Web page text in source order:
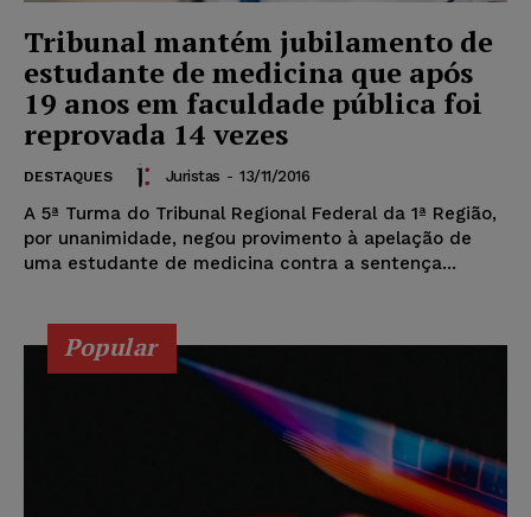
Tribunal mantém jubilamento de
estudante de medicina que após
19 anos em faculdade pública foi
reprovada 14 vezes
DESTAQUES Juristas - 13/11/2016
A 5ª Turma do Tribunal Regional Federal da 1ª Região,
por unanimidade, negou provimento à apelação de
uma estudante de medicina contra a sentença...
Popular